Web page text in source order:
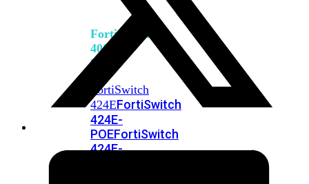
FortiSwitch
400
Series
FortiSwitch
424EFortiSwitch
424E-
POEFortiSwitch
424E-